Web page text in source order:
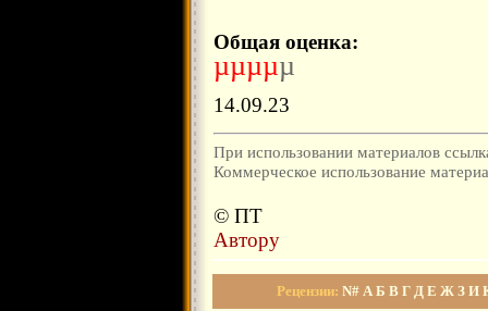
Общая оценка:
µµµµµ
14.09.23
При использовании материалов
Коммерческое использование
© ПТ
Автору
Рецензии: N# А Б В Г Д Е Ж З И